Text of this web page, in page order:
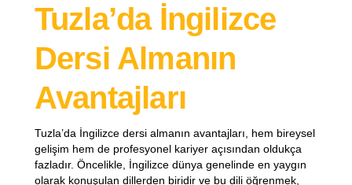
Tuzla’da İngilizce
Dersi Almanın
Avantajları
Tuzla’da İngilizce dersi almanın avantajları, hem bireysel
gelişim hem de profesyonel kariyer açısından oldukça
fazladır. Öncelikle, İngilizce dünya genelinde en yaygın
olarak konuşulan dillerden biridir ve bu dili öğrenmek,